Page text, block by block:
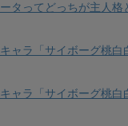
タってどっちが主人
ャラ「サイボーグ桃白
ャラ「サイボーグ桃白